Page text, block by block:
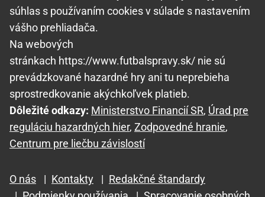
súhlas s používaním cookies v súlade s nastavením
vášho prehliadača.
Na webových
stránkach https://www.futbalspravy.sk/ nie sú
prevádzkované hazardné hry ani tu neprebieha
sprostredkovanie akýchkoľvek platieb.
Dôležité odkazy: Ministerstvo Financií SR, Úrad pre
reguláciu hazardných hier, Zodpovedné hranie,
Centrum pre liečbu závislostí
O nás | Kontakty | Redakčné štandardy